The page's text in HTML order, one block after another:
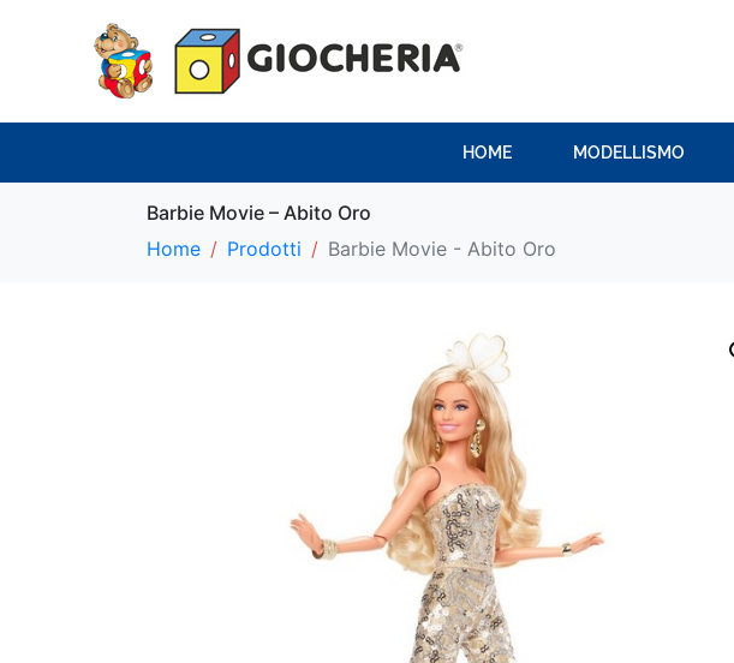
HOME MODELLISMO
Barbie Movie – Abito Oro
Home
Prodotti Barbie Movie - Abito Oro